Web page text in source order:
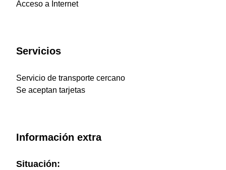
Acceso a Internet
Servicios
Servicio de transporte cercano
Se aceptan tarjetas
Información extra
Situación: